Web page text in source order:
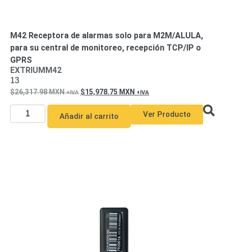
M42 Receptora de alarmas solo para M2M/ALULA,
para su central de monitoreo, recepción TCP/IP o
GPRS
EXTRIUMM42
13
26,317.98MXN 15,978.75 MXN
Añadir al carrito Ver Producto